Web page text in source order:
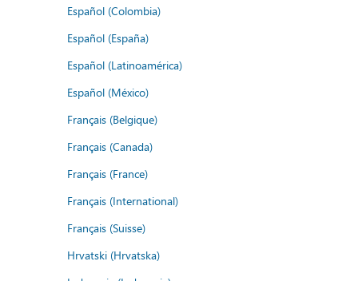
Español (Colombia)
Español (España)
Español (Latinoamérica)
Español (México)
Français (Belgique)
Français (Canada)
Français (France)
Français (International)
Français (Suisse)
Hrvatski (Hrvatska)